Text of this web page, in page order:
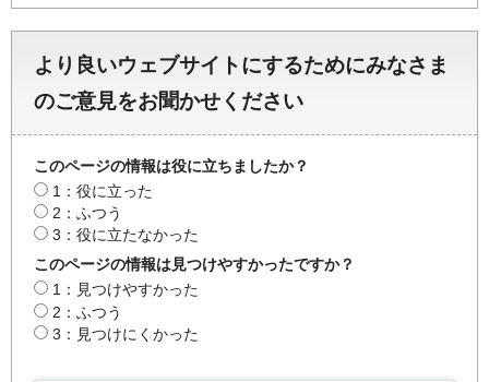
より良いウェブサイトにするためにみなさま
のご意見をお聞かせください
このページの情報は役に立ちましたか？
1：役に立った
2：ふつう
3：役に立たなかった
このページの情報は見つけやすかったですか？
1：見つけやすかった
2：ふつう
3：見つけにくかった